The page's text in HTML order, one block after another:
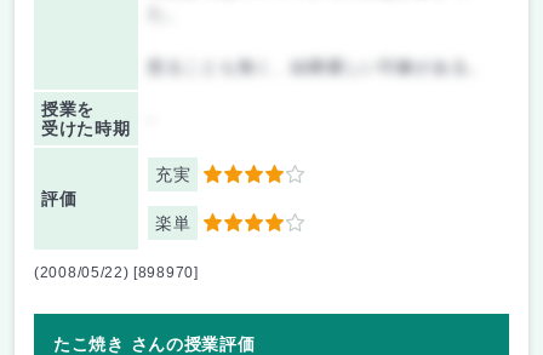
怒ることも無く、結構優しい印象がある。
授業を
受けた時期
評価
充実 4
楽単 4
(2008/05/22) [898970]
たこ焼き さんの授業評価